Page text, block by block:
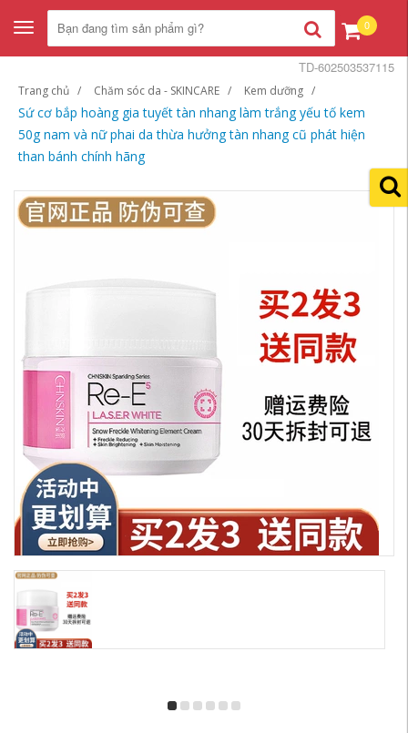
Toggle
navigation
0
Trang chủ Chăm sóc da - SKINCARE Kem dưỡng
Sứ cơ bắp hoàng gia tuyết tàn nhang làm trắng yếu tố kem
50g nam và nữ phai da thừa hưởng tàn nhang cũ phát hiện
than bánh chính hãng
TD-602503537115